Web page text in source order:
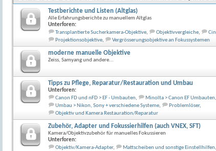
Testberichte und Listen (Altglas)
Alle Erfahrungsberichte zu manuellem Altglas
Unterforen:
Transplantierte Sucherkamera-Objektive, Objektivvergleiche,
Projektionsobjektive, Vergrösserungsobjektive an Fokussystemen
moderne manuelle Objektive
Zeiss, Samyang und andere...
Tipps zu Pflege, Reparatur/Restauration und Umbau
Unterforen:
Canon FD und nFD > EF - Umbauten, Minolta > Canon EF Umbauten,
Umbau > Nikon, Sony + verschiedene Systeme, Problemlöser,
Objektiv und Kamera Restauration/Reparatur
Zubehör, Adapter und Fokussierhilfen (auch VNEX, SFT)
Kamera/Objektivzubehör für manuelles Fokussieren
Unterforen:
Objektiv/Kamera-Adapter, Mattscheiben und sonstige Einstellhilfen,